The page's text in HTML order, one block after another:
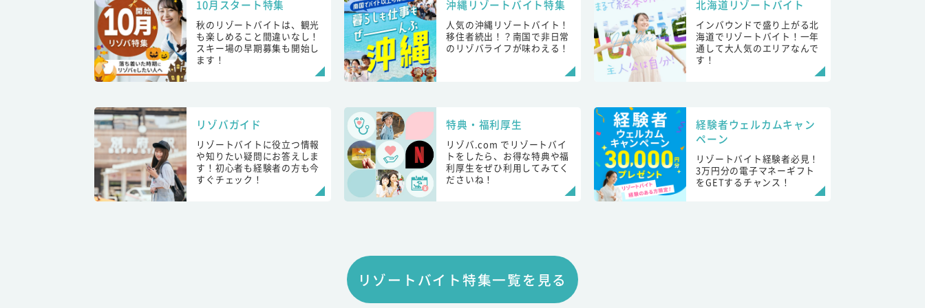
10月スタート特集
秋のリゾートバイトは、観光
も楽しめること間違いなし！
スキー場の早期募集も開始し
ます！
沖縄リゾートバイト特集
人気の沖縄リゾートバイト！
移住者続出！？南国で非日常
のリゾバライフが味わえる！
北海道リゾートバイト
インバウンドで盛り上がる北
海道でリゾートバイト！一年
通して大人気のエリアなんで
す！
リゾバガイド
リゾートバイトに役立つ情報
や知りたい疑問にお答えしま
す！初心者も経験者の方も今
すぐチェック！
特典・福利厚生
リゾバ.com でリゾートバイ
トをしたら、お得な特典や福
利厚生をぜひ利用してみてく
ださいね！
経験者ウェルカムキャン
ペーン
リゾートバイト経験者必見！
3万円分の電子マネーギフト
をGETするチャンス！
リゾートバイト特集一覧を見る